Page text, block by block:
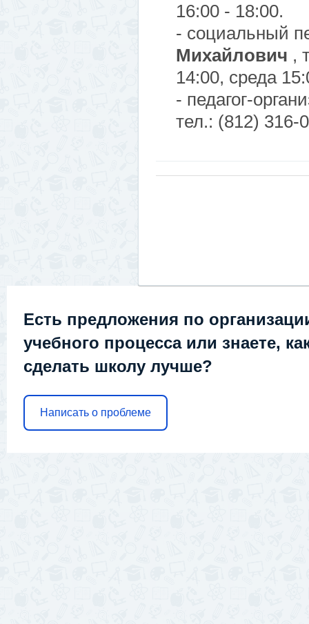
16:00 - 18:00.
- социальный
Михайлович ,
14:00, среда
- педагог-
тел.: (812) 316-
Есть предложения по
учебного процесса или знаете,
сделать школу лучше?
Написать о проблеме